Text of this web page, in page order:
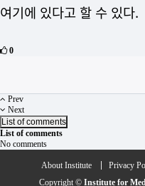
여기에 있다고 할 수 있다.
0
Prev
Next
List of comments
List of comments
No comments
About Institute Privacy
Copyright © Institute for